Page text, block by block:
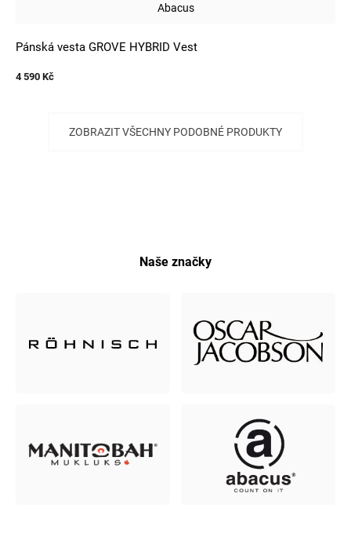
Abacus
Pánská vesta GROVE HYBRID Vest
4 590 Kč
ZOBRAZIT VŠECHNY PODOBNÉ PRODUKTY
Naše značky